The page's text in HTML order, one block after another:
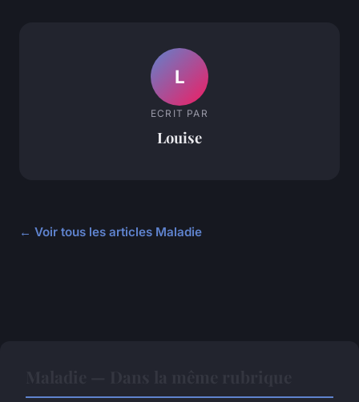
L
ECRIT PAR
Louise
← Voir tous les articles Maladie